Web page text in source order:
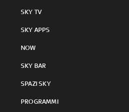
SKY TV
SKY APPS
NOW
SKY BAR
SPAZI SKY
PROGRAMMI